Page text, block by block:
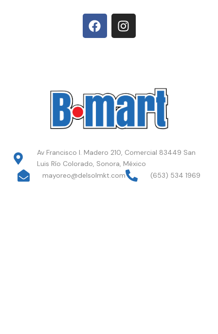
Av Francisco I. Madero 210, Comercial 83449 San
Luis Río Colorado, Sonora, México
mayoreo@delsolmkt.com
(653) 534 1969